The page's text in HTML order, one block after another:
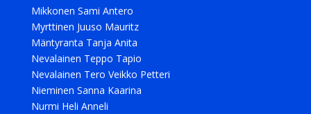
Mikkonen Sami Antero
Myrttinen Juuso Mauritz
Mäntyranta Tanja Anita
Nevalainen Teppo Tapio
Nevalainen Tero Veikko Petteri
Nieminen Sanna Kaarina
Nurmi Heli Anneli